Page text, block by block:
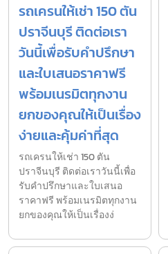
รถเครนให้เช่า 150 ตัน
ปราจีนบุรี ติดต่อเรา
วันนี้เพื่อรับคำปรึกษา
และใบเสนอราคาฟรี
พร้อมเนรมิตทุกงาน
ยกของคุณให้เป็นเรื่อง
ง่ายและคุ้มค่าที่สุด
รถเครนให้เช่า 150 ตัน
ปราจีนบุรี ติดต่อเราวันนี้เพื่อ
รับคำปรึกษาและใบเสนอ
ราคาฟรี พร้อมเนรมิตทุกงาน
ยกของคุณให้เป็นเรื่องง่